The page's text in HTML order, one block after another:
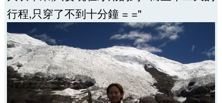
行程,只穿了不到十分鐘 = ="